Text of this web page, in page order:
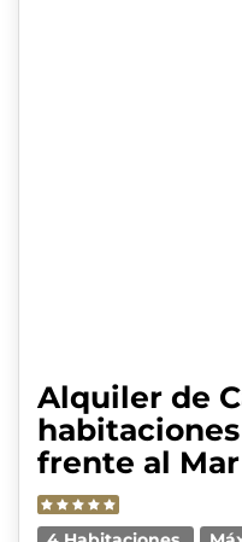
Alquiler de
frente al